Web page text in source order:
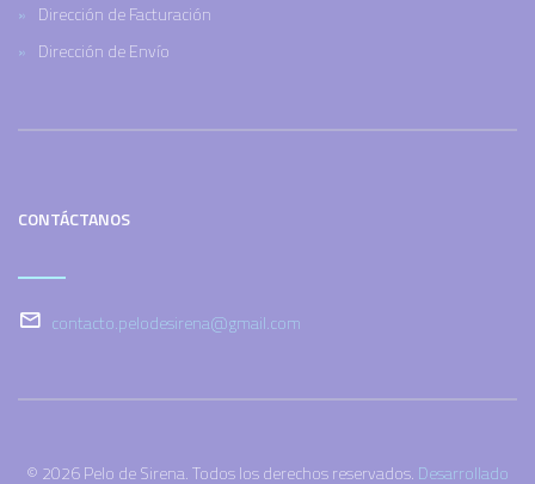
Dirección de Facturación
Dirección de Envío
CONTÁCTANOS
contacto.pelodesirena@gmail.com
© 2026 Pelo de Sirena. Todos los derechos reservados. Desarrollado